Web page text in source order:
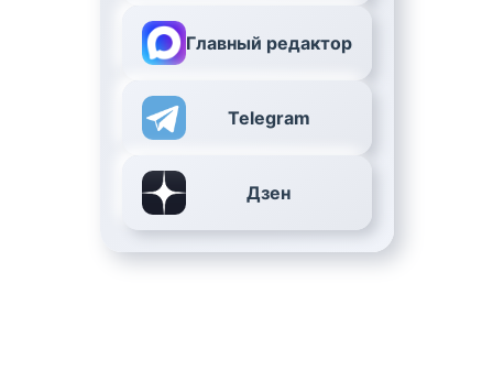
Главный редактор
Telegram
Дзен